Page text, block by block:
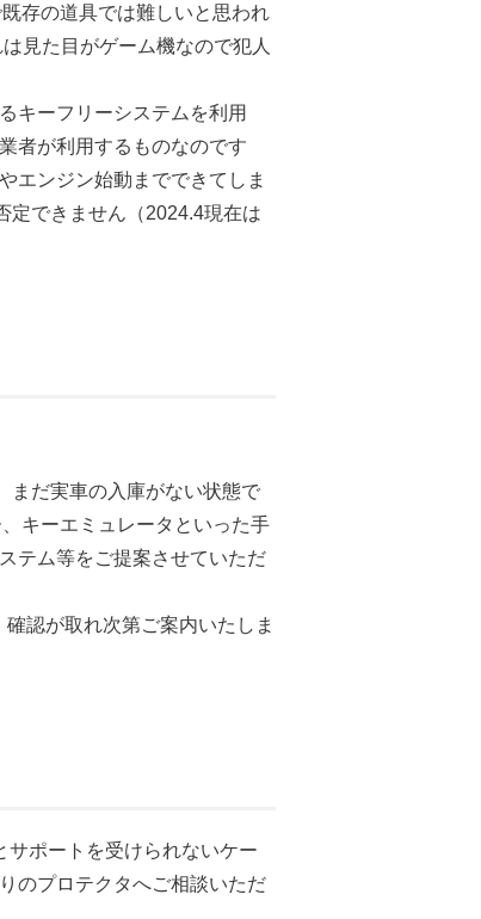
存の道具では難しいと思われ
見た目がゲーム機なので犯人
キーフリーシステムを利用
者が利用するものなのです
エンジン始動までできてしま
定できません（2024.4現在は
まだ実車の入庫がない状態で
キーエミュレータといった手
テム等をご提案させていただ
認が取れ次第ご案内いたしま
ポートを受けられないケー
のプロテクタへご相談いただ